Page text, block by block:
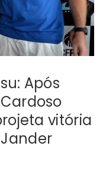
Após
vitória